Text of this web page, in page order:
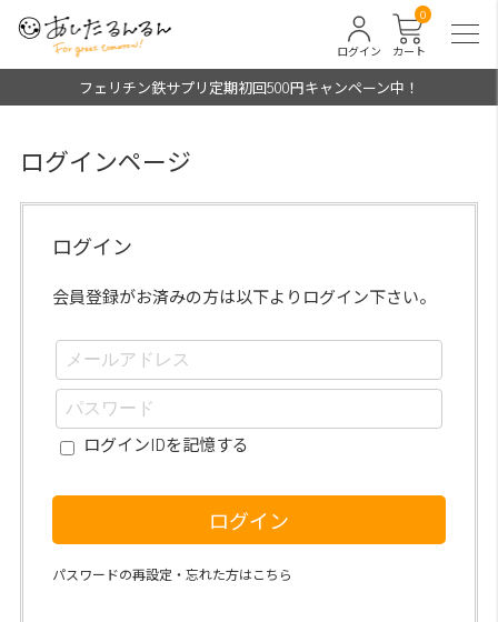
カート
0
ログイン
フェリチン鉄サプリ定期初回500円キャンペーン中！
ログインページ
ログイン
会員登録がお済みの方は以下よりログイン下さい。
ログインIDを記憶する
ログイン
パスワードの再設定・忘れた方はこちら